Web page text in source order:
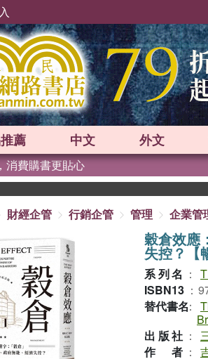
推薦 中文 外文
消費購書更貼心
財經企管 行銷企管 管理 企業管
穀倉效應
失控？【
系列名 ：
ISBN13 ：
替代書名：
出版社 ：
作者 ：